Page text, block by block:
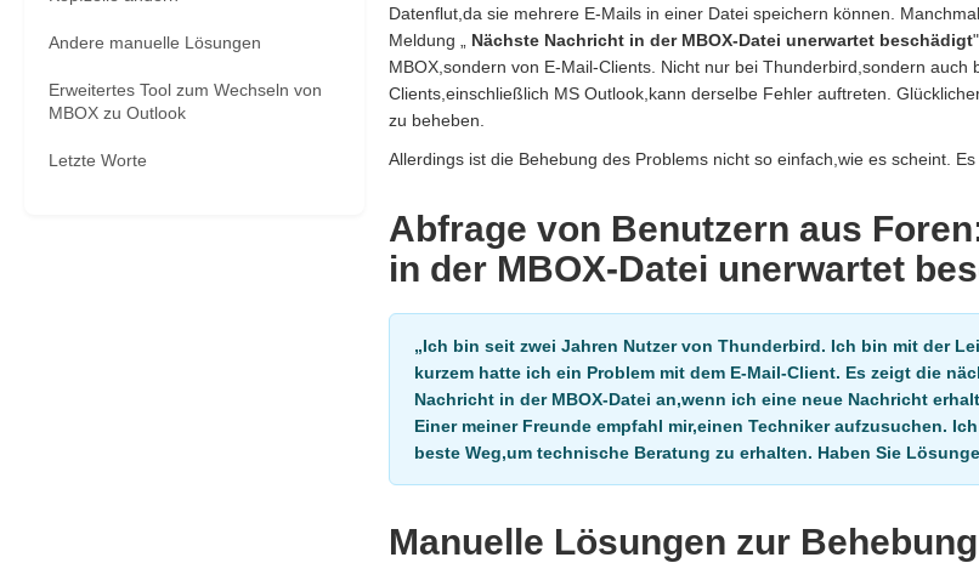
Andere manuelle Lösungen
Erweitertes Tool zum Wechseln von
MBOX zu Outlook
Letzte Worte
Datenflut,da sie mehrere E-Mails in einer Datei speichern können.
Meldung „ Nächste Nachricht in der MBOX-Datei unerwartet beschädigt
MBOX,sondern von E-Mail-Clients. Nicht nur bei Thunderbird,sondern auch
Clients,einschließlich MS Outlook,kann derselbe Fehler auftreten.
zu beheben.
Allerdings ist die Behebung des Problems nicht so einfach,wie es scheint.
Abfrage von Benutzern aus
in der MBOX-Datei unerwartet
„Ich bin seit zwei Jahren Nutzer von Thunderbird. Ich bin mit der
kurzem hatte ich ein Problem mit dem E-Mail-Client. Es zeigt die
Nachricht in der MBOX-Datei an,wenn ich eine neue Nachricht
Einer meiner Freunde empfahl mir,einen Techniker aufzusuchen.
beste Weg,um technische Beratung zu erhalten. Haben Sie
Manuelle Lösungen zur